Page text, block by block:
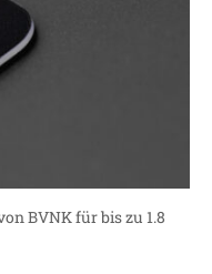
BVNK für bis zu 1.8